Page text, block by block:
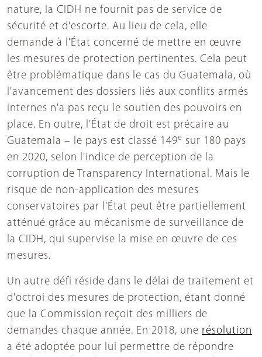
nature, la CIDH ne fournit pas de service de
sécurité et d'escorte. Au lieu de cela, elle
demande à l'État concerné de mettre en œuvre
les mesures de protection pertinentes. Cela peut
être problématique dans le cas du Guatemala, où
l'avancement des dossiers liés aux conflits armés
internes n'a pas reçu le soutien des pouvoirs en
place. En outre, l'État de droit est précaire au
Guatemala – le pays est classé 149e sur 180 pays
en 2020, selon l'indice de perception de la
corruption de Transparency International. Mais le
risque de non-application des mesures
conservatoires par l'État peut être partiellement
atténué grâce au mécanisme de surveillance de
la CIDH, qui supervise la mise en œuvre de ces
mesures.
Un autre défi réside dans le délai de traitement et
d'octroi des mesures de protection, étant donné
que la Commission reçoit des milliers de
demandes chaque année. En 2018, une résolution
a été adoptée pour lui permettre de répondre